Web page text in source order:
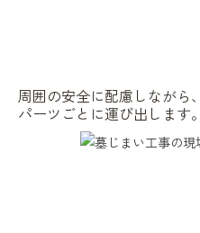
周囲の安全に配慮しながら
パーツごとに運び出します。